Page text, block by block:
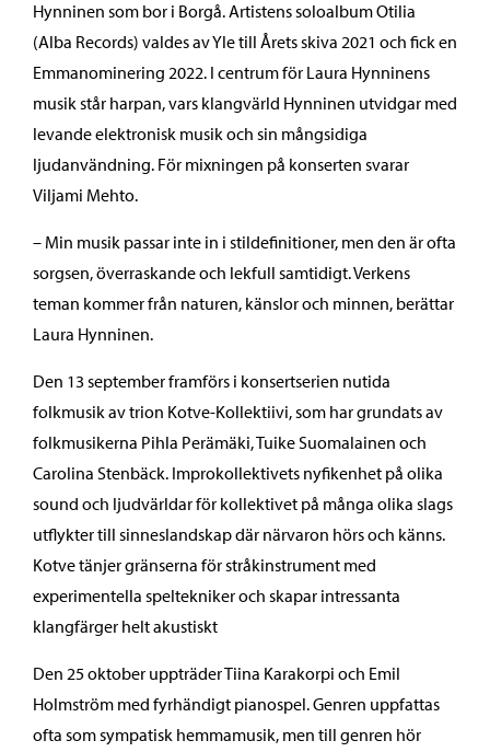
Hynninen som bor i Borgå. Artistens soloalbum Otilia
(Alba Records) valdes av Yle till Årets skiva 2021 och fick en
Emmanominering 2022. I centrum för Laura Hynninens
musik står harpan, vars klangvärld Hynninen utvidgar med
levande elektronisk musik och sin mångsidiga
ljudanvändning. För mixningen på konserten svarar
Viljami Mehto.
– Min musik passar inte in i stildefinitioner, men den är ofta
sorgsen, överraskande och lekfull samtidigt. Verkens
teman kommer från naturen, känslor och minnen, berättar
Laura Hynninen.
Den 13 september framförs i konsertserien nutida
folkmusik av trion Kotve-Kollektiivi, som har grundats av
folkmusikerna Pihla Perämäki, Tuike Suomalainen och
Carolina Stenbäck. Improkollektivets nyfikenhet på olika
sound och ljudvärldar för kollektivet på många olika slags
utflykter till sinneslandskap där närvaron hörs och känns.
Kotve tänjer gränserna för stråkinstrument med
experimentella speltekniker och skapar intressanta
klangfärger helt akustiskt
Den 25 oktober uppträder Tiina Karakorpi och Emil
Holmström med fyrhändigt pianospel. Genren uppfattas
ofta som sympatisk hemmamusik, men till genren hör